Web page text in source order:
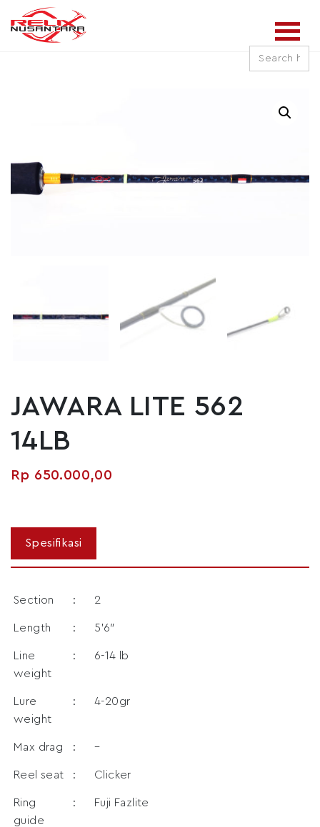
for:
JAWARA LITE 562
14LB
Rp 650.000,00
Section : 2
Length : 5’6″
Line
weight
: 6-14 lb
Lure
weight
: 4-20gr
Max drag : –
Reel seat : Clicker
Ring
guide
: Fuji Fazlite